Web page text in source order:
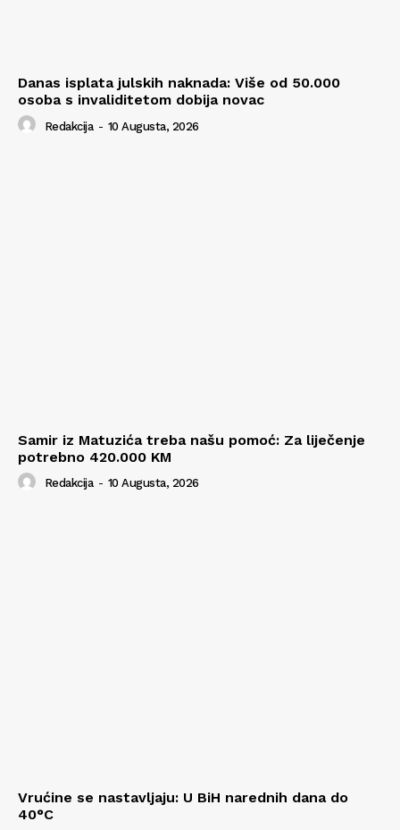
Danas isplata julskih naknada: Više od 50.000
osoba s invaliditetom dobija novac
Redakcija - 10 Augusta, 2026
Samir iz Matuzića treba našu pomoć: Za liječenje
potrebno 420.000 KM
Redakcija - 10 Augusta, 2026
Vrućine se nastavljaju: U BiH narednih dana do
40°C